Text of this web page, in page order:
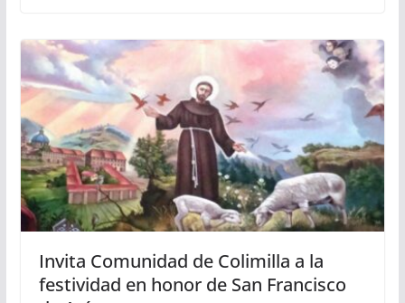
Invita Comunidad de Colimilla a la
festividad en honor de San Francisco